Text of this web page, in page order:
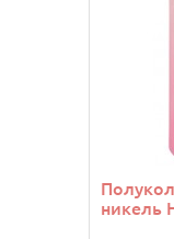
никель